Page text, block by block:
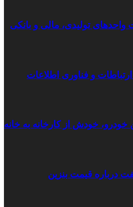
واحدهای تولیدی، مالی و بانکی
و فناوری اطلاعات
خودش از کارخانه به خانه
درباره قیمت بنزین